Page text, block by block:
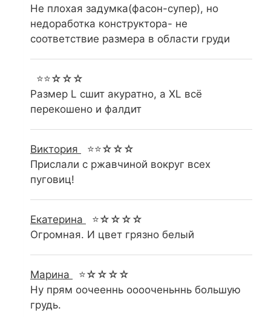
Не плохая задумка(фасон-супер), но
недоработка конструктора- не
соответствие размера в области груди
⭐⭐☆☆☆
Размер L сшит акуратно, а XL всё
перекошено и фалдит
Виктория
⭐⭐☆☆☆
Прислали с ржавчиной вокруг всех
пуговиц!
Екатерина
⭐☆☆☆☆
Огромная. И цвет грязно белый
Марина
⭐☆☆☆☆
Ну прям оочееннь ооооченьннь большую
грудь.